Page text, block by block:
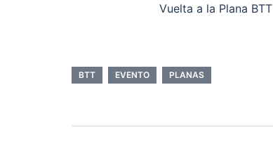
Vuelta a la Plana BTT
BTT EVENTO PLANAS